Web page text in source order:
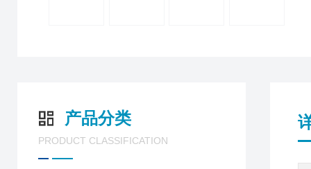
产品分类
PRODUCT CLASSIFICATION